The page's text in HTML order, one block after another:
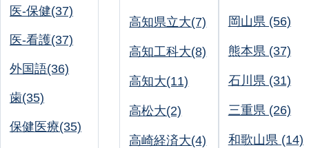
医-保健(37)
医-看護(37)
外国語(36)
歯(35)
保健医療(35)
高知県立大(7)
高知工科大(8)
高知大(11)
高松大(2)
高崎経済大(4)
岡山県 (56)
熊本県 (37)
石川県 (31)
三重県 (26)
和歌山県 (14)